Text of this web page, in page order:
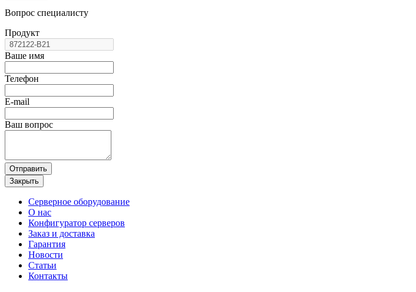
Вопрос специалисту
Продукт
Ваше имя
Телефон
E-mail
Ваш вопрос
Отправить
Закрыть
Серверное оборудование
О нас
Конфигуратор серверов
Заказ и доставка
Гарантия
Новости
Статьи
Контакты